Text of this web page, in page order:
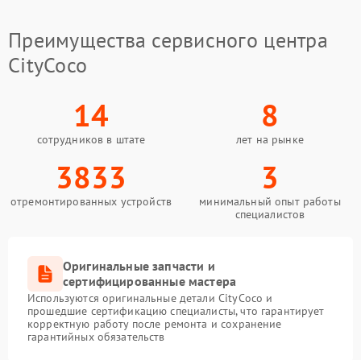
Преимущества сервисного центра
CityCoco
14
сотрудников в штате
8
лет на рынке
3833
отремонтированных устройств
3
минимальный опыт работы
специалистов
Оригинальные запчасти и
сертифицированные мастера
Используются оригинальные детали CityCoco и
прошедшие сертификацию специалисты, что гарантирует
корректную работу после ремонта и сохранение
гарантийных обязательств